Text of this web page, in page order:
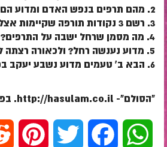
2. מהם תרפים בנפש האדם ומדוע הם פועלים רק בזמנים מיוחדים?
3. רשם 3 נקודות תורפה שקיימות אצלך שמהן אתה רוצה לעשות לך סימן מראש להיזהר.
4. מה מסמן שרחל ישבה על התרפים?
5. מדוע נענשה רחל? ולכאורה רצתה לעזור לאביה.
6. הבא ב' טעמים מדוע נשבע יעקב בפחד יצחק ולא באברהם?
"הסולם"- http://hasulam.co.il. בפייסבוק – http://facebook.com/hasulams